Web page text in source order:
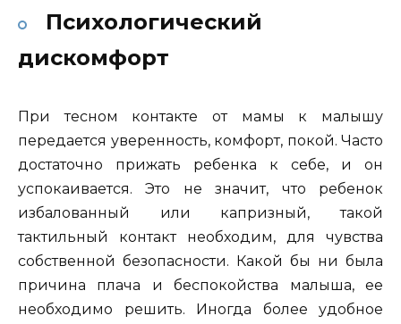
Психологический
дискомфорт
При тесном контакте от мамы к малышу
передается уверенность, комфорт, покой. Часто
достаточно прижать ребенка к себе, и он
успокаивается. Это не значит, что ребенок
избалованный или капризный, такой
тактильный контакт необходим, для чувства
собственной безопасности. Какой бы ни была
причина плача и беспокойства малыша, ее
необходимо решить. Иногда более удобное